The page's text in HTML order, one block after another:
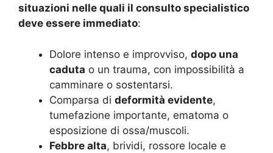
situazioni nelle quali il consulto specialistico
deve essere immediato:
Dolore intenso e improvviso, dopo una
caduta o un trauma, con impossibilità a
camminare o sostentarsi.
Comparsa di deformità evidente,
tumefazione importante, ematoma o
esposizione di ossa/muscoli.
Febbre alta, brividi, rossore locale e